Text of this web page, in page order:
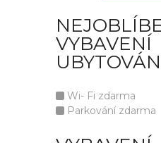
VYBAVENÍ
Wi- Fi zdarma
Parkování zdarma